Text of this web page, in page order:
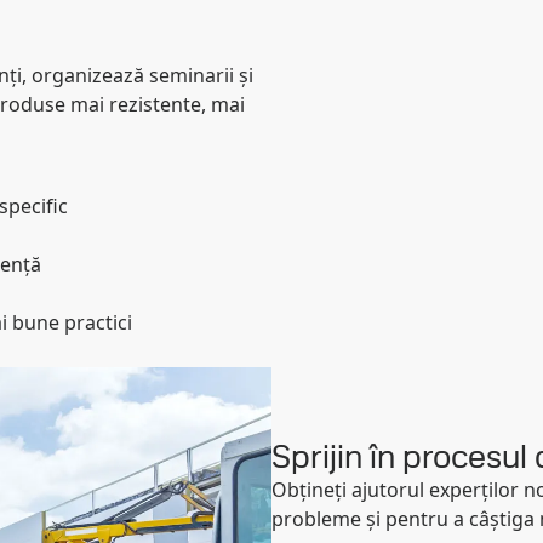
organizează seminarii și
mai rezistente, mai
bune practici
Sprijin în procesul
Obțineți ajutorul experților
probleme și pentru a